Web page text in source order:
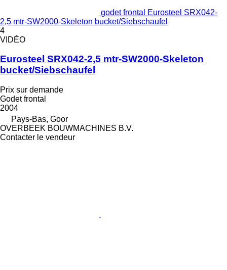
godet frontal Eurosteel SRX042-
2,5 mtr-SW2000-Skeleton bucket/Siebschaufel
4
VIDÉO
Eurosteel SRX042-2,5 mtr-SW2000-Skeleton
bucket/Siebschaufel
Prix sur demande
Godet frontal
2004
Pays-Bas, Goor
OVERBEEK BOUWMACHINES B.V.
Contacter le vendeur